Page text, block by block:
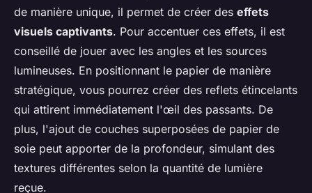
de manière unique, il permet de créer des effets
visuels captivants. Pour accentuer ces effets, il est
conseillé de jouer avec les angles et les sources
lumineuses. En positionnant le papier de manière
stratégique, vous pourrez créer des reflets étincelants
qui attirent immédiatement l'œil des passants. De
plus, l'ajout de couches superposées de papier de
soie peut apporter de la profondeur, simulant des
textures différentes selon la quantité de lumière
reçue.